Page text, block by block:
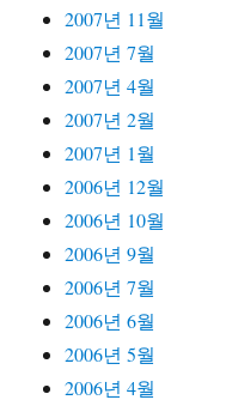
2007년 11월
2007년 7월
2007년 4월
2007년 2월
2007년 1월
2006년 12월
2006년 10월
2006년 9월
2006년 7월
2006년 6월
2006년 5월
2006년 4월